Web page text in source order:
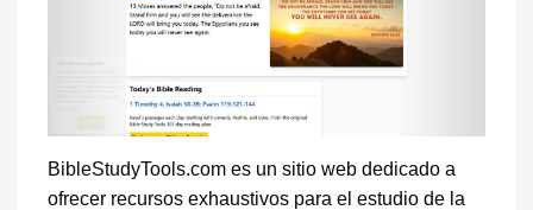
BibleStudyTools.com es un sitio web dedicado a
ofrecer recursos exhaustivos para el estudio de la